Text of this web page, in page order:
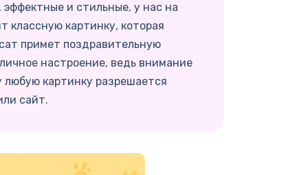
и стильные, у нас на
классную картинку, которая
примет поздравительную
настроение, ведь внимание
картинку разрешается
сайт.